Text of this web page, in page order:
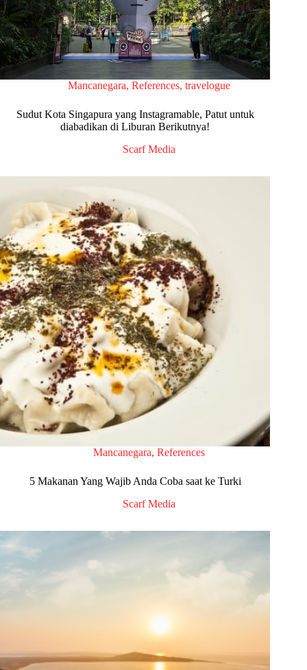
Mancanegara, References, travelogue
Sudut Kota Singapura yang Instagramable, Patut untuk
diabadikan di Liburan Berikutnya!
Scarf Media
Mancanegara, References
5 Makanan Yang Wajib Anda Coba saat ke Turki
Scarf Media